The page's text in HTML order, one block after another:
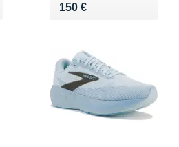
150 €
Vendu 150 €